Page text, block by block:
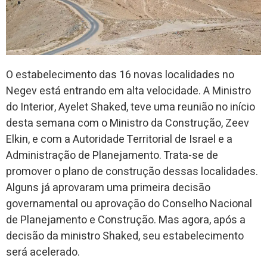
O estabelecimento das 16 novas localidades no
Negev está entrando em alta velocidade. A Ministro
do Interior, Ayelet Shaked, teve uma reunião no início
desta semana com o Ministro da Construção, Zeev
Elkin, e com a Autoridade Territorial de Israel e a
Administração de Planejamento. Trata-se de
promover o plano de construção dessas localidades.
Alguns já aprovaram uma primeira decisão
governamental ou aprovação do Conselho Nacional
de Planejamento e Construção. Mas agora, após a
decisão da ministro Shaked, seu estabelecimento
será acelerado.